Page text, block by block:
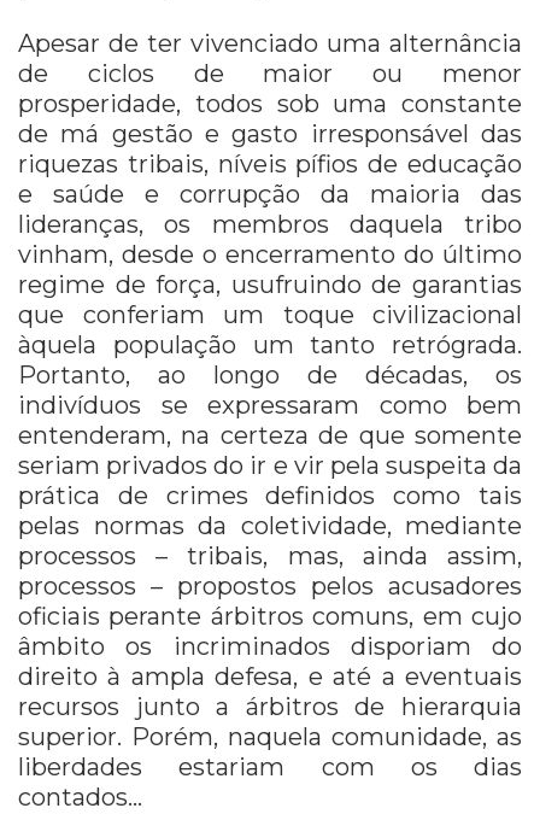
Apesar de ter vivenciado uma alternância
de ciclos de maior ou menor
prosperidade, todos sob uma constante
de má gestão e gasto irresponsável das
riquezas tribais, níveis pífios de educação
e saúde e corrupção da maioria das
lideranças, os membros daquela tribo
vinham, desde o encerramento do último
regime de força, usufruindo de garantias
que conferiam um toque civilizacional
àquela população um tanto retrógrada.
Portanto, ao longo de décadas, os
indivíduos se expressaram como bem
entenderam, na certeza de que somente
seriam privados do ir e vir pela suspeita da
prática de crimes definidos como tais
pelas normas da coletividade, mediante
processos – tribais, mas, ainda assim,
processos – propostos pelos acusadores
oficiais perante árbitros comuns, em cujo
âmbito os incriminados disporiam do
direito à ampla defesa, e até a eventuais
recursos junto a árbitros de hierarquia
superior. Porém, naquela comunidade, as
liberdades estariam com os dias
contados…